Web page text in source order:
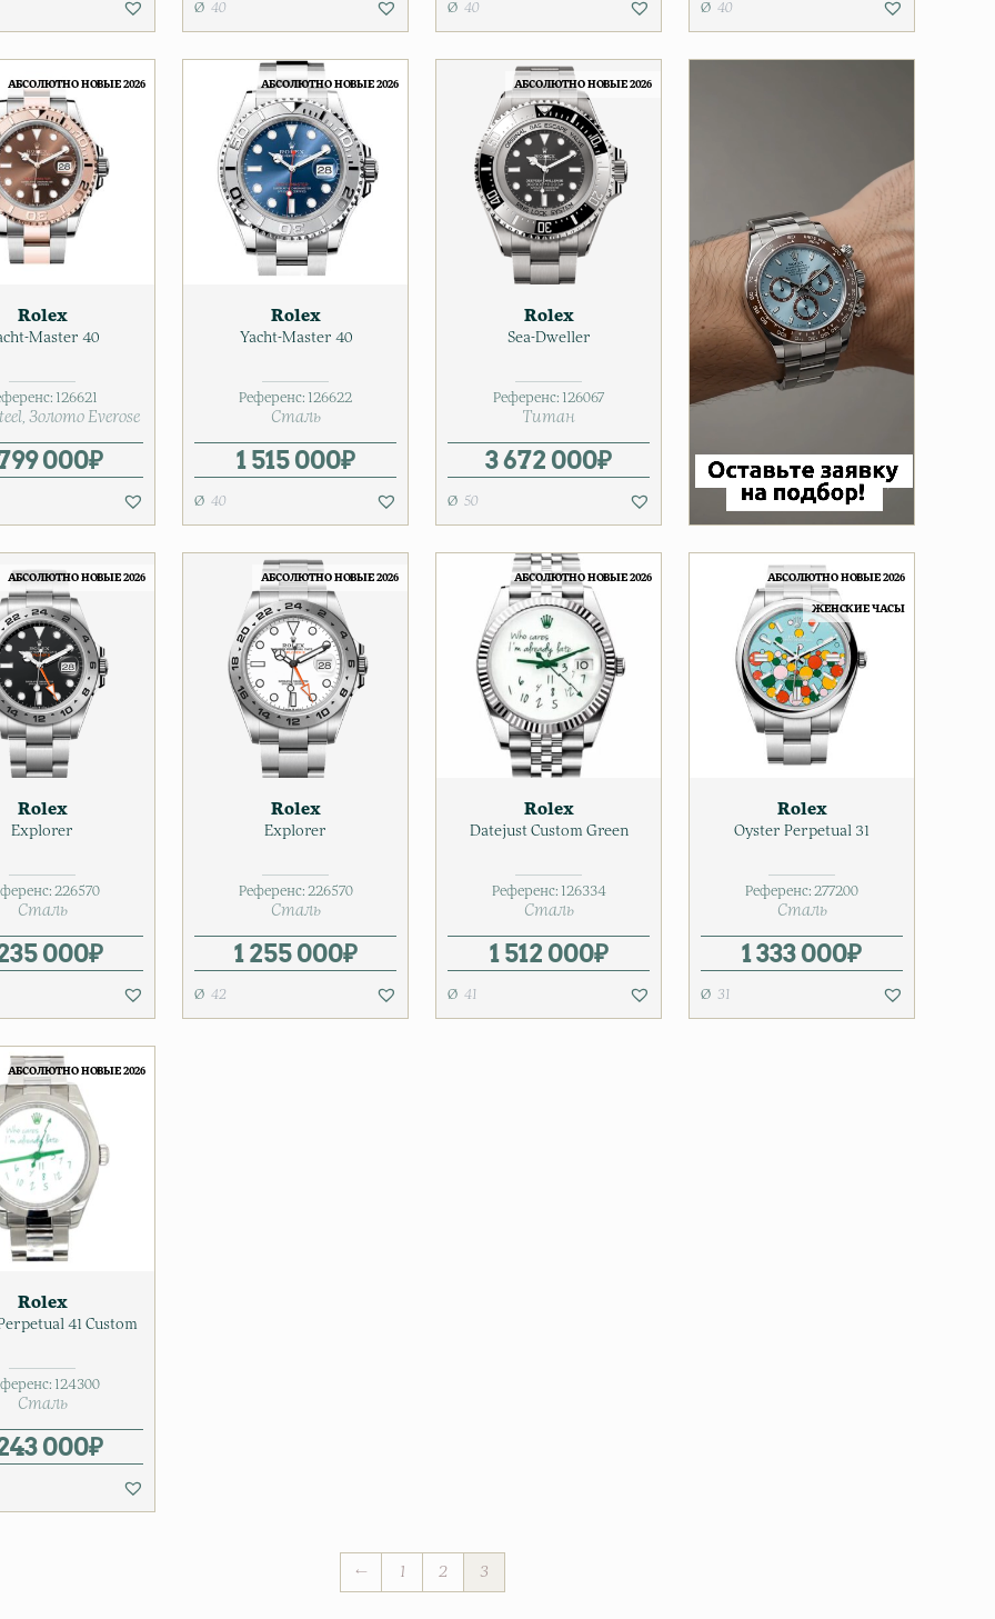
40 40 40
АБСОЛЮТНО НОВЫЕ 2026
Rolex
Master 40
126621
Золото Everose
000₽
АБСОЛЮТНО НОВЫЕ 2026
Rolex
Yacht-Master 40
Референс: 126622
Сталь
1 515 000₽
40
АБСОЛЮТНО НОВЫЕ 2026
Rolex
Sea-Dweller
Референс: 126067
Титан
3 672 000₽
50
АБСОЛЮТНО НОВЫЕ 2026
Rolex
Explorer
226570
Сталь
000₽
АБСОЛЮТНО НОВЫЕ 2026
Rolex
Explorer
Референс: 226570
Сталь
1 255 000₽
42
АБСОЛЮТНО НОВЫЕ 2026
Rolex
Datejust Custom Green
Референс: 126334
Сталь
1 512 000₽
41
АБСОЛЮТНО НОВЫЕ 2026
ЖЕНСКИЕ ЧАСЫ
Rolex
Oyster Perpetual 31
Референс: 277200
Сталь
1 333 000₽
31
АБСОЛЮТНО НОВЫЕ 2026
Rolex
41 Custom
124300
Сталь
000₽
← 1 2 3